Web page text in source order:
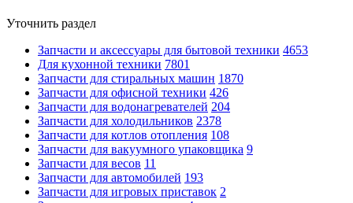
Уточнить раздел
Запчасти и аксессуары для бытовой техники 4653
Для кухонной техники 7801
Запчасти для стиральных машин 1870
Запчасти для офисной техники 426
Запчасти для водонагревателей 204
Запчасти для холодильников 2378
Запчасти для котлов отопления 108
Запчасти для вакуумного упаковщика 9
Запчасти для весов 11
Запчасти для автомобилей 193
Запчасти для игровых приставок 2